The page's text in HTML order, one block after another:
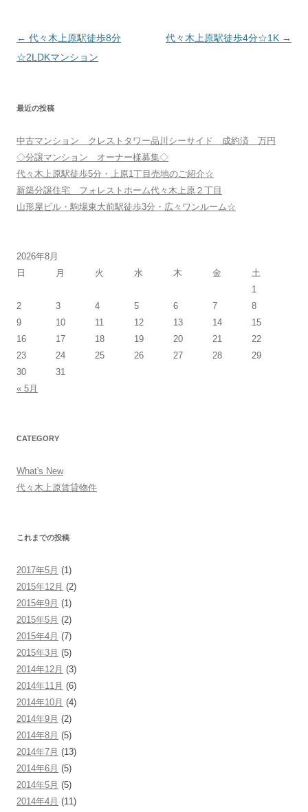
投
稿
ゲ
ー
シ
ョ
ン
← 代々木上原駅徒歩8分
☆2LDKマンション
代々木上原駅徒歩4分☆1K →
最近の投稿
中古マンション クレストタワー品川シーサイド 成約済 万円
◇分譲マンション オーナー様募集◇
代々木上原駅徒歩5分・上原1丁目売地のご紹介☆
新築分譲住宅 フォレストホーム代々木上原２丁目
山形屋ビル・駒場東大前駅徒歩3分・広々ワンルーム☆
2026年8月
日
月 火 水 木 金
土
1
2
3 4 5 6 7
8
9
10 11 12 13 14
15
16
17 18 19 20 21
22
23
24 25 26 27 28
29
30
31
« 5月
CATEGORY
What's New
代々木上原賃貸物件
これまでの投稿
2017年5月 (1)
2015年12月 (2)
2015年9月 (1)
2015年5月 (2)
2015年4月 (7)
2015年3月 (5)
2014年12月 (3)
2014年11月 (6)
2014年10月 (4)
2014年9月 (2)
2014年8月 (5)
2014年7月 (13)
2014年6月 (5)
2014年5月 (5)
2014年4月 (11)